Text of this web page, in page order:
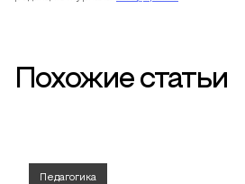
Похожие статьи
Педагогика